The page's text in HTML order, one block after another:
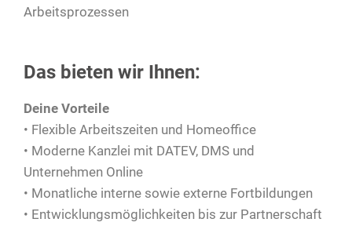
Arbeitsprozessen
Das bieten wir Ihnen:
Deine Vorteile
• Flexible Arbeitszeiten und Homeoffice
• Moderne Kanzlei mit DATEV, DMS und
Unternehmen Online
• Monatliche interne sowie externe Fortbildungen
• Entwicklungsmöglichkeiten bis zur Partnerschaft